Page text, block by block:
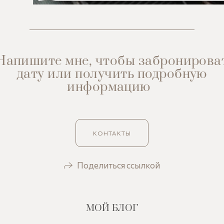
мне, чтобы
дату или получить подробную
информацию
КОНТАКТЫ
Поделиться ссылкой
МОЙ БЛОГ